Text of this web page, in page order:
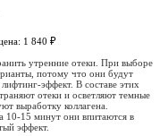
1 840 ₽
утренние отеки. При выборе
потому что они будут
эффект. В составе этих
отеки и осветляют темные
выработку коллагена.
15 минут они впитаются в
эффект.